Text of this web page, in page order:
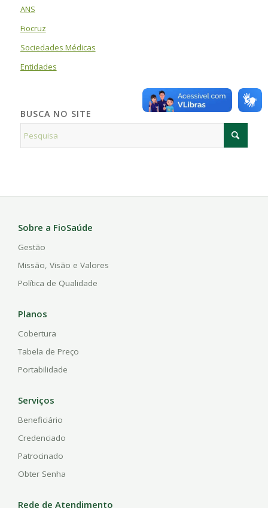
ANS
Fiocruz
Sociedades Médicas
Entidades
BUSCA NO SITE
Sobre a FioSaúde
Gestão
Missão, Visão e Valores
Política de Qualidade
Planos
Cobertura
Tabela de Preço
Portabilidade
Serviços
Beneficiário
Credenciado
Patrocinado
Obter Senha
Rede de Atendimento